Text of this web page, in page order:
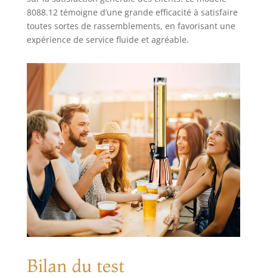
8088.12 témoigne d’une grande efficacité à satisfaire
toutes sortes de rassemblements, en favorisant une
expérience de service fluide et agréable.
Bilan du test